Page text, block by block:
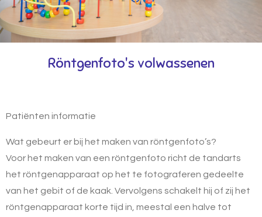
Röntgenfoto's volwassenen
Patiënten informatie
Wat gebeurt er bij het maken van röntgenfoto’s?
Voor het maken van een röntgenfoto richt de tandarts
het röntgenapparaat op het te fotograferen gedeelte
van het gebit of de kaak. Vervolgens schakelt hij of zij het
röntgenapparaat korte tijd in, meestal een halve tot